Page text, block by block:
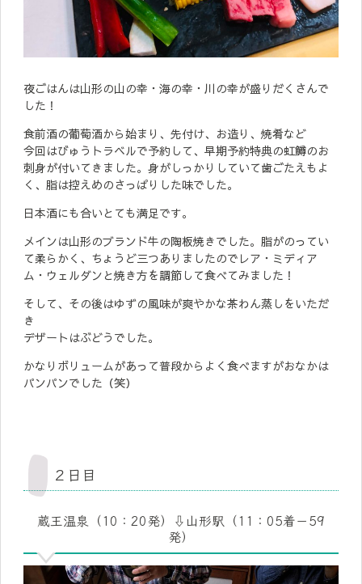
夜ごはんは山形の山の幸・海の幸・川の幸が盛りだくさんで
した！
食前酒の葡萄酒から始まり、先付け、お造り、焼肴など
今回はびゅうトラベルで予約して、早期予約特典の虹鱒のお
刺身が付いてきました。身がしっかりしていて歯ごたえもよ
く、脂は控えめのさっぱりした味でした。
日本酒にも合いとても満足です。
メインは山形のブランド牛の陶板焼きでした。脂がのってい
て柔らかく、ちょうど三つありましたのでレア・ミディア
ム・ウェルダンと焼き方を調節して食べてみました！
そして、その後はゆずの風味が爽やかな茶わん蒸しをいただ
き
デザートはぶどうでした。
かなりボリュームがあって普段からよく食べますがおなかは
パンパンでした（笑）
２日目
蔵王温泉（10：20発）⇩山形駅（11：05着－59
発）